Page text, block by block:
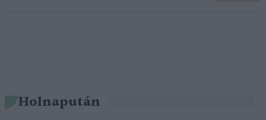
Holnapután